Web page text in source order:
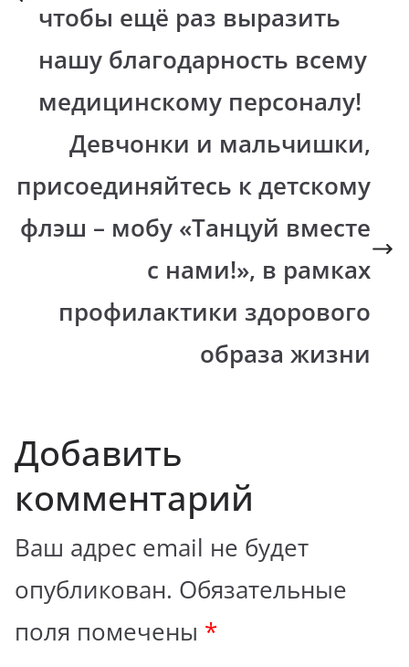
чтобы ещё раз выразить
нашу благодарность всему
медицинскому персоналу!
Девчонки и мальчишки,
присоединяйтесь к детскому
флэш – мобу «Танцуй вместе
с нами!», в рамках
профилактики здорового
образа жизни
Добавить
комментарий
Ваш адрес email не будет
опубликован. Обязательные
поля помечены *